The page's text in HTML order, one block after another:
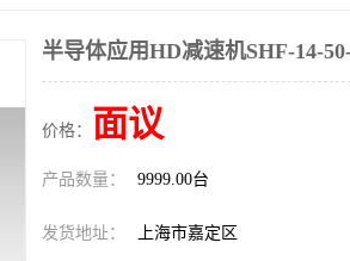
半导体应用HD减速机SHF-14-
价格： 面议
产品数量： 9999.00台
发货地址： 上海市嘉定区